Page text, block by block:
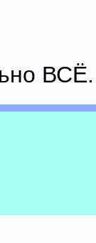
ВСЁ.